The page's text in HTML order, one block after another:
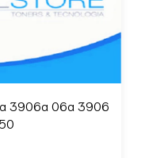
3906a 06a 3906